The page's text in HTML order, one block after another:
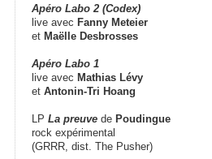
Apéro Labo 2 (Codex)
live avec Fanny Meteier
et Maëlle Desbrosses
Apéro Labo 1
live avec Mathias Lévy
et Antonin-Tri Hoang
LP La preuve de Poudingue
rock expérimental
(GRRR, dist. The Pusher)